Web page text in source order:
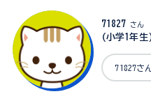
71827 さん
(小学1年生
71827さ